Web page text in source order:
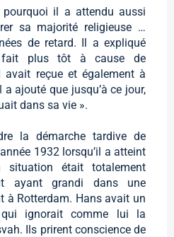
pourquoi il a attendu aussi
sa majorité religieuse …
de retard. Il a expliqué
fait plus tôt à cause de
avait reçue et également à
ajouté que jusqu’à ce jour,
dans sa vie ».
la démarche tardive de
1932 lorsqu’il a atteint
était totalement
ayant grandi dans une
à Rotterdam. Hans avait un
qui ignorait comme lui la
Ils prirent conscience de